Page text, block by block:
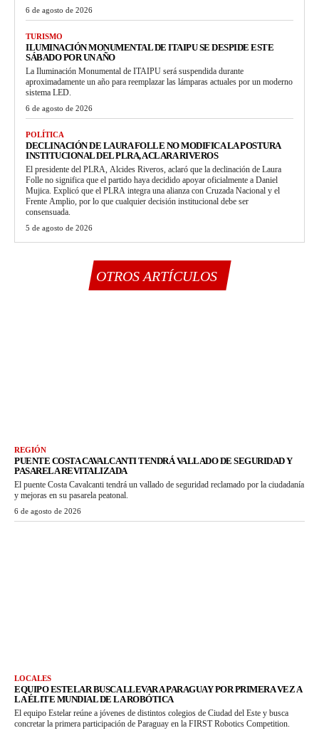
6 de agosto de 2026
TURISMO
ILUMINACIÓN MONUMENTAL DE ITAIPU SE DESPIDE ESTE
SÁBADO POR UN AÑO
La Iluminación Monumental de ITAIPU será suspendida durante
aproximadamente un año para reemplazar las lámparas actuales por un moderno
sistema LED.
6 de agosto de 2026
POLÍTICA
DECLINACIÓN DE LAURA FOLLE NO MODIFICA LA POSTURA
INSTITUCIONAL DEL PLRA, ACLARA RIVEROS
El presidente del PLRA, Alcides Riveros, aclaró que la declinación de Laura
Folle no significa que el partido haya decidido apoyar oficialmente a Daniel
Mujica. Explicó que el PLRA integra una alianza con Cruzada Nacional y el
Frente Amplio, por lo que cualquier decisión institucional debe ser
consensuada.
5 de agosto de 2026
OTROS ARTÍCULOS
REGIÓN
PUENTE COSTA CAVALCANTI TENDRÁ VALLADO DE SEGURIDAD Y
PASARELA REVITALIZADA
El puente Costa Cavalcanti tendrá un vallado de seguridad reclamado por la ciudadanía
y mejoras en su pasarela peatonal.
6 de agosto de 2026
LOCALES
EQUIPO ESTELAR BUSCA LLEVAR A PARAGUAY POR PRIMERA VEZ A
LA ÉLITE MUNDIAL DE LA ROBÓTICA
El equipo Estelar reúne a jóvenes de distintos colegios de Ciudad del Este y busca
concretar la primera participación de Paraguay en la FIRST Robotics Competition.